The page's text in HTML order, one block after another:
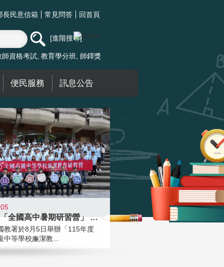
長民意信箱 常見問答 回首頁
進階搜尋
師資格考試 教育學分班 師鐸獎
便民服務 訊息公告
國教署「全國高中暑期研習營」 以多
教署於8月5日舉辦「115年度
中等學校廉潔教...